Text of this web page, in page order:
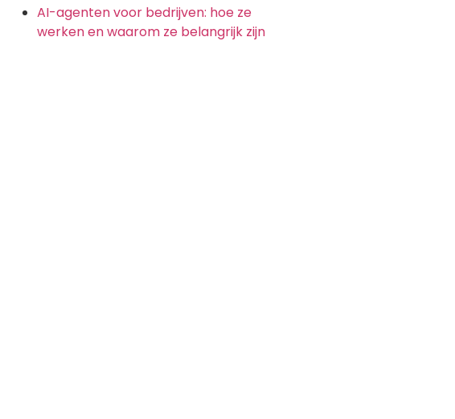
AI-agenten voor bedrijven: hoe ze
werken en waarom ze belangrijk zijn